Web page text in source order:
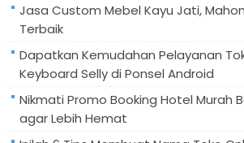
Jasa Custom Mebel Kayu Jati,
Terbaik
Dapatkan Kemudahan Pelayanan
Keyboard Selly di Ponsel Android
Nikmati Promo Booking Hotel Murah
agar Lebih Hemat